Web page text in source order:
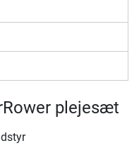
plejesæt